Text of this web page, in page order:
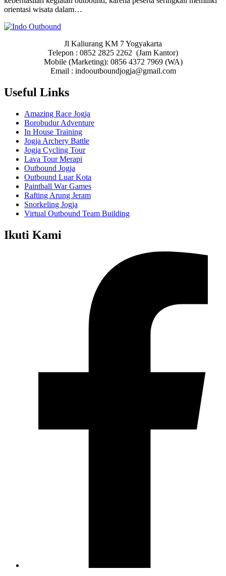
orientasi wisata dalam…
Jl Kaliurang KM 7 Yogyakarta
Telepon : 0852 2825 2262 (Jam Kantor)
Mobile (Marketing): 0856 4372 7969 (WA)
Email : indooutboundjogja@gmail.com
Useful Links
Amazing Race Jogja
Borobudur Adventure
In House Training
Jogja Archery Battle
Jogja Cycling Tour
Lava Tour Merapi
Outbound Jogja
Outbound Luar Kota
Paintball War Games
Rafting Arung Jeram
Snorkeling Jogja
Virtual Outbound Team Building
Ikuti Kami